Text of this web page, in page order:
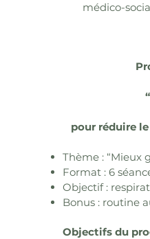
médico-
pour réduire
Thème : “Mieux
Format : 6
Objectif :
Bonus : routine
Objectifs du